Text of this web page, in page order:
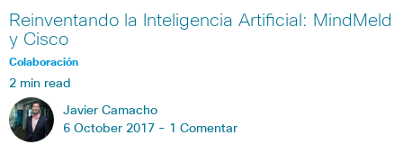
Reinventando la Inteligencia Artificial: MindMeld
y Cisco
Colaboración
2 min read
Javier Camacho
6 October 2017 - 1 Comentar